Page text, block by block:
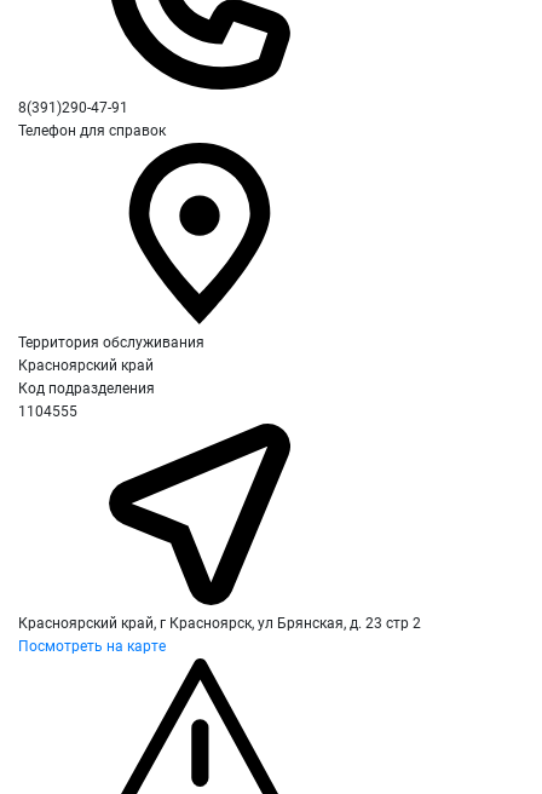
8(391)290-47-91
Телефон для справок
Территория обслуживания
Красноярский край
Код подразделения
1104555
Красноярский край, г Красноярск, ул Брянская, д. 23 стр 2
Посмотреть на карте